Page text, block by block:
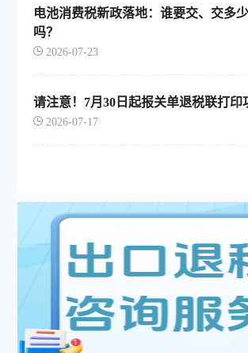
电池消费税新政落地：谁要交、交多
吗？
2026-07-23
请注意！7月30日起报关单退税联打印
2026-07-17